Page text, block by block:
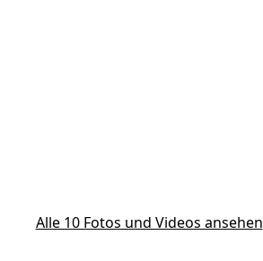
Alle 10 Fotos und Videos ansehen